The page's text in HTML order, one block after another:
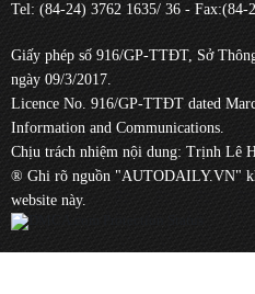
Tel: (84-24) 3762 1635/ 36 - Fax:(84-
Giấy phép số 916/GP-TTĐT, Sở
ngày 09/3/2017.
Licence No. 916/GP-TTĐT dated
Information and Communications.
Chịu trách nhiệm nội dung: Trịnh Lê
® Ghi rõ nguồn "AUTODAILY.VN"
website này.